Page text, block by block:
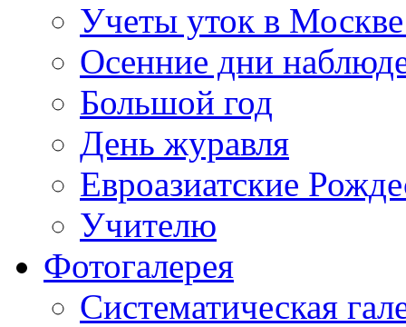
Учеты уток в
Осенние дни
Большой год
День журавля
Евроазиатские
Учителю
Фотогалерея
Систематическая